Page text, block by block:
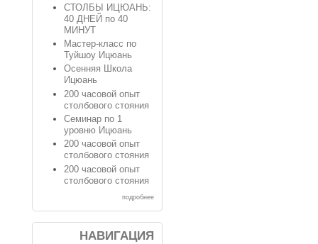
СТОЛБЫ ИЦЮАНЬ:
40 ДНЕЙ по 40
МИНУТ
Мастер-класс по
Туйшоу Ицюань
Осенняя Школа
Ицюань
200 часовой опыт
столбового стояния
Семинар по 1
уровню Ицюань
200 часовой опыт
столбового стояния
200 часовой опыт
столбового стояния
подробнее
НАВИГАЦИЯ